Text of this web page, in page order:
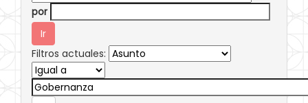
por
Filtros actuales: